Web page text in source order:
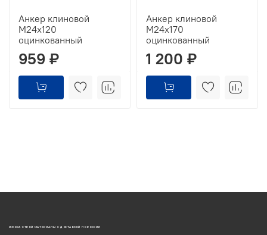
Анкер клиновой
М24х120
оцинкованный
959 ₽
Анкер клиновой
М24х170
оцинкованный
1 200 ₽
ИЖОРА-СТРОЙ МАТЕРИАЛЫ С ДОСТАВКОЙ ПО РОССИИ